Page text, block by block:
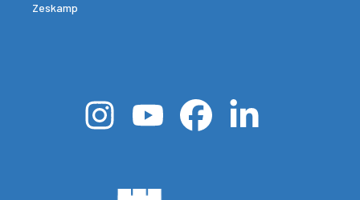
Zeskamp